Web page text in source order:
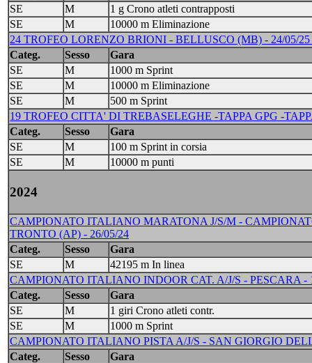
SE
M
1 g Crono atleti contrapposti
SE
M
10000 m Eliminazione
24 TROFEO LORENZO BRIONI - BELLUSCO (MB) - 24/05/25
Categ.
Sesso
Gara
SE
M
1000 m Sprint
SE
M
10000 m Eliminazione
SE
M
500 m Sprint
19 TROFEO CITTA' DI TREBASELEGHE -TAPPA GPG -
Categ.
Sesso
Gara
SE
M
100 m Sprint in corsia
SE
M 10000 m punti
2024
CAMPIONATO ITALIANO MARATONA J/S/M -
TRONTO (AP) - 26/05/24
Categ.
Sesso
Gara
SE
M
42195 m In linea
CAMPIONATO ITALIANO INDOOR CAT. A/J/S - PESCARA -
Categ.
Sesso
Gara
SE
M
1 giri Crono atleti contr.
SE
M
1000 m Sprint
CAMPIONATO ITALIANO PISTA A/J/S - SAN GIORGIO
Categ.
Sesso
Gara